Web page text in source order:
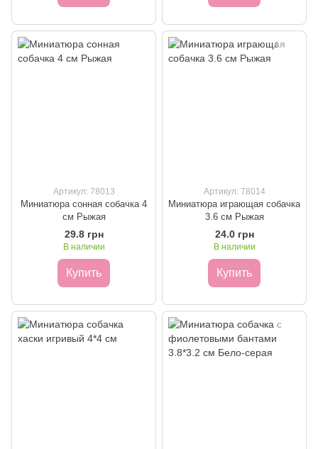
Артикул: 78013
Миниатюра сонная собачка 4
см Рыжая
29.8 грн
В наличии
Купить
Артикул: 78014
Миниатюра играющая собачка
3.6 см Рыжая
24.0 грн
В наличии
Купить